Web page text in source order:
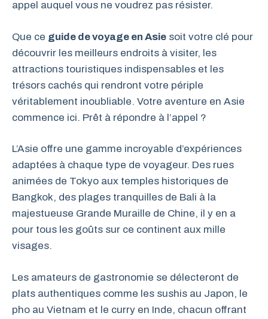
appel auquel vous ne voudrez pas résister.
Que ce guide de voyage en Asie soit votre clé pour
découvrir les meilleurs endroits à visiter, les
attractions touristiques indispensables et les
trésors cachés qui rendront votre périple
véritablement inoubliable. Votre aventure en Asie
commence ici. Prêt à répondre à l’appel ?
L’Asie offre une gamme incroyable d’expériences
adaptées à chaque type de voyageur. Des rues
animées de Tokyo aux temples historiques de
Bangkok, des plages tranquilles de Bali à la
majestueuse Grande Muraille de Chine, il y en a
pour tous les goûts sur ce continent aux mille
visages.
Les amateurs de gastronomie se délecteront de
plats authentiques comme les sushis au Japon, le
pho au Vietnam et le curry en Inde, chacun offrant